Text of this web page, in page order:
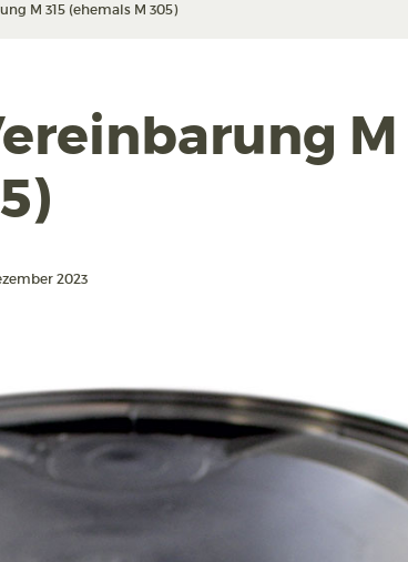
M 315 (ehemals M 305)
M
2023